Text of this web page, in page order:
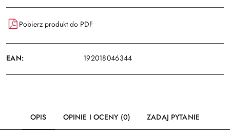
dostawa
Pobierz produkt do PDF
EAN: 192018046344
OPIS OPINIE I OCENY (0) ZADAJ PYTANIE